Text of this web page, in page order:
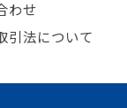
わせ
引法について